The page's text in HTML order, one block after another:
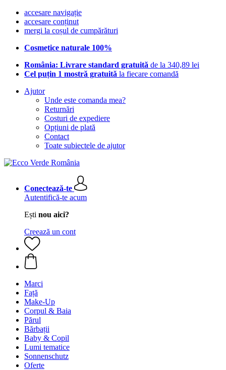
accesare navigație
accesare conținut
mergi la coșul de cumpărături
Cosmetice naturale 100%
România: Livrare standard gratuită de la 340,89 lei
Cel puțin 1 mostră gratuită la fiecare comandă
Ajutor
Unde este comanda mea?
Returnări
Costuri de expediere
Opțiuni de plată
Contact
Toate subiectele de ajutor
Conectează-te
Autentifică-te acum
Ești nou aici?
Creează un cont
Marci
Față
Make-Up
Corpul & Baia
Părul
Bărbații
Baby & Copil
Lumi tematice
Sonnenschutz
Oferte